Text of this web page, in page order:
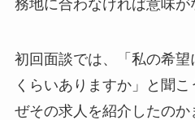
務地に合わなければ意味が
初回面談では、「私の希
くらいありますか」と聞
ぜその求人を紹介したのか